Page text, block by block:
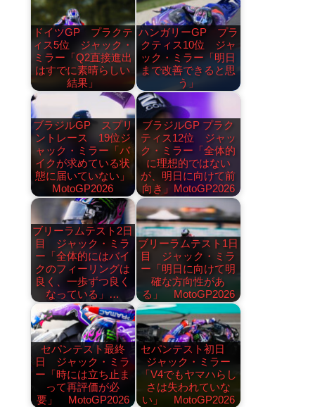
ドイツGP プラクテ
ィス5位 ジャック・
ミラー「Q2直接進出
はすでに素晴らしい
結果」
ハンガリーGP プラ
クティス10位 ジャ
ック・ミラー「明日
まで改善できると思
う」
ブラジルGP スプリ
ントレース 19位ジ
ャック・ミラー「バ
イクが求めている状
態に届いていない」
MotoGP2026
ブラジルGP プラク
ティス12位 ジャッ
ク・ミラー「全体的
に理想的ではない
が、明日に向けて前
向き」MotoGP2026
ブリーラムテスト2日
目 ジャック・ミラ
ー「全体的にはバイ
クのフィーリングは
良く、一歩ずつ良く
なっている」…
ブリーラムテスト1日
目 ジャック・ミラ
ー「明日に向けて明
確な方向性があ
る」 MotoGP2026
セパンテスト最終
日 ジャック・ミラ
ー「時には立ち止ま
って再評価が必
要」 MotoGP2026
セパンテスト初日
ジャック・ミラー
「V4でもヤマハらし
さは失われていな
い」 MotoGP2026